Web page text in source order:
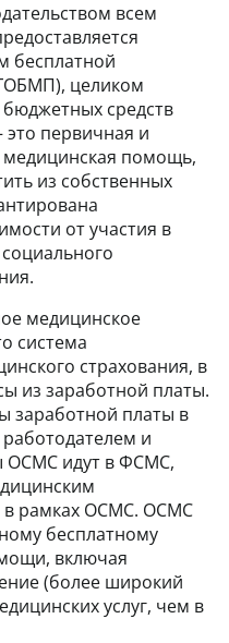
всем
бесплатной
целиком
средств
первичная и
медицинская помощь,
из собственных
от участия в
медицинское
система
страхования, в
из заработной платы.
заработной платы в
и
идут в ФСМС,
в рамках ОСМС. ОСМС
бесплатному
включая
(более широкий
услуг, чем в